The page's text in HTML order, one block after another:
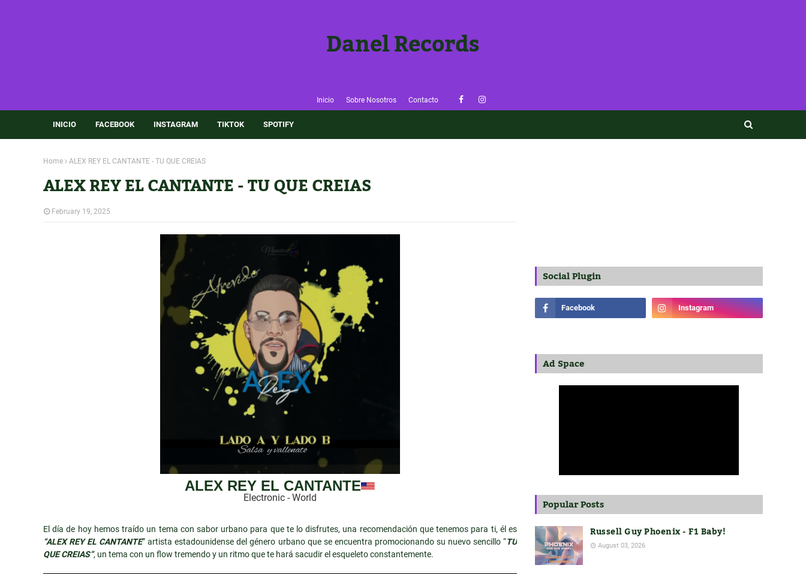
Danel Records
Inicio Sobre Nosotros Contacto
INICIO FACEBOOK INSTAGRAM TIKTOK SPOTIFY
Home ALEX REY EL CANTANTE - TU QUE CREIAS
ALEX REY EL CANTANTE - TU QUE CREIAS
February 19, 2025
ALEX REY EL CANTANTE
Electronic - World
El día de hoy hemos traído un tema con sabor urbano para que te lo disfrutes, una recomendación que tenemos para ti, él es
“ALEX REY EL CANTANTE” artista estadounidense del género urbano que se encuentra promocionando su nuevo sencillo “TU
QUE CREIAS”, un tema con un flow tremendo y un ritmo que te hará sacudir el esqueleto constantemente.
Social Plugin
🎶 ¡Sigue Danel Records!
Ad Space
Popular Posts
Russell Guy Phoenix - F1 Baby!
August 03, 2026